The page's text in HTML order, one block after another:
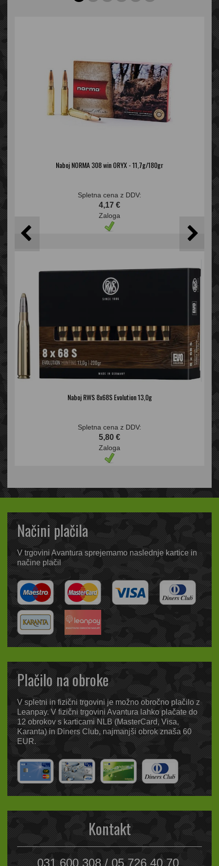
Naboj NORMA 308 win ORYX - 11,7g/180gr
Spletna cena z DDV:
4,17 €
Zaloga
Naboj RWS 8x68S Evolution 13,0g
Spletna cena z DDV:
5,80 €
Zaloga
Načini plačila
V trgovini Avantura sprejemamo naslednje kartice in
načine plačil
Plačilo na obroke
V spletni in fizični trgovini je možno obročno plačilo z
Leanpay. V fizični trgovini Avantura lahko plačate do
12 obrokov s karticami NLB (MasterCard, Visa,
Karanta) in Diners Club, najmanjši obrok znaša 60
EUR.
Kontakt
031 600 308 / 05 726 40 70